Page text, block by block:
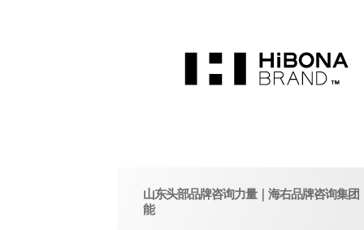
山东头部品牌咨询力量｜海右品牌咨询集团
能